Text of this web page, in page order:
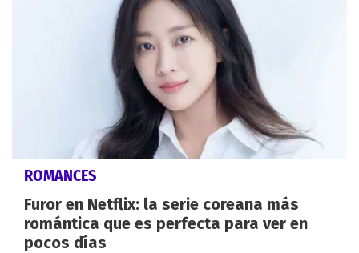
ROMANCES
Furor en Netflix: la serie coreana más
romántica que es perfecta para ver en
pocos días